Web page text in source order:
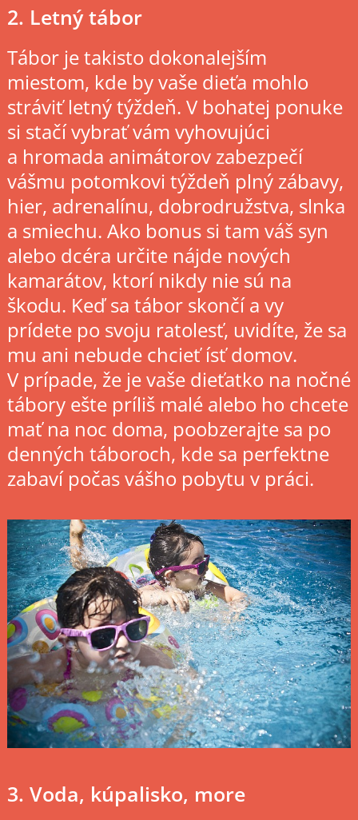
2. Letný tábor
Tábor je takisto dokonalejším
miestom, kde by vaše dieťa mohlo
stráviť letný týždeň. V bohatej ponuke
si stačí vybrať vám vyhovujúci
a hromada animátorov zabezpečí
vášmu potomkovi týždeň plný zábavy,
hier, adrenalínu, dobrodružstva, slnka
a smiechu. Ako bonus si tam váš syn
alebo dcéra určite nájde nových
kamarátov, ktorí nikdy nie sú na
škodu. Keď sa tábor skončí a vy
prídete po svoju ratolesť, uvidíte, že sa
mu ani nebude chcieť ísť domov.
V prípade, že je vaše dieťatko na nočné
tábory ešte príliš malé alebo ho chcete
mať na noc doma, poobzerajte sa po
denných táboroch, kde sa perfektne
zabaví počas vášho pobytu v práci.
3. Voda, kúpalisko, more